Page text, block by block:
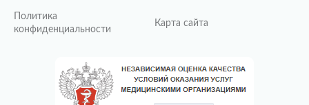
Политика
конфиденциальности
Карта сайта